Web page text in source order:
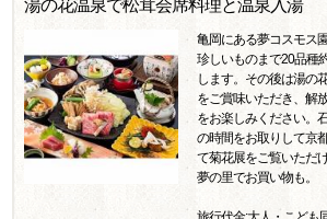
湯の花温泉で松茸会席料理と温泉入湯
亀岡にある夢コスモス
珍しいものまで20品種
します。その後は湯の
をご賞味いただき、解
をお楽しみください。
の時間をお取りして京
て菊花展をご覧いただ
夢の里でお買い物も。